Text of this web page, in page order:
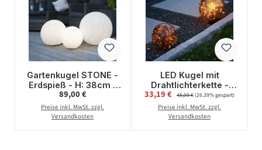
Gartenkugel STONE -
Erdspieß - H: 38cm -
D: 40cm - Fassung
E27 - Kabel - Außen -
grau
Regulärer Preis:
89,00 €
Preise inkl. MwSt. zzgl.
Versandkosten
LED Kugel mit
Drahtlichterkette -
stehend - 80
bernsteinfarbene LED
- D: 20cm - f. Außen -
Verkaufspreis:
33,19 € Regulärer Preis:
45,09 €(26.39% gespart)
Preise inkl. MwSt. zzgl.
Versandkosten